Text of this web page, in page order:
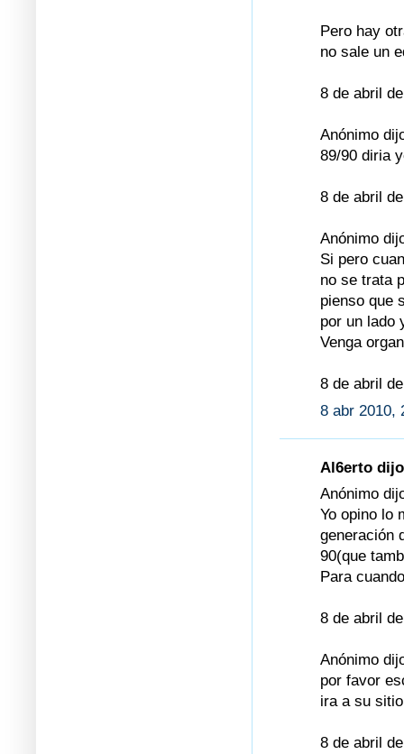
Pero hay
no sale un
8 de abril
Anónimo
89/90 diria
8 de abril
Anónimo
Si pero
no se trata
pienso que
por un lado
Venga
8 de abril
8 abr 2010,
Al6erto
Anónimo
Yo opino lo
generación
90(que
Para
8 de abril
Anónimo
por favor
ira a su
8 de abril